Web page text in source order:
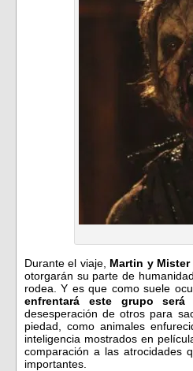
Durante el viaje, Martin y Mister
otorgarán su parte de
rodea. Y es que como suele
enfrentará este grupo
desesperación de otros para
piedad, como animales
inteligencia mostrados en
comparación a las atrocidades
importantes.